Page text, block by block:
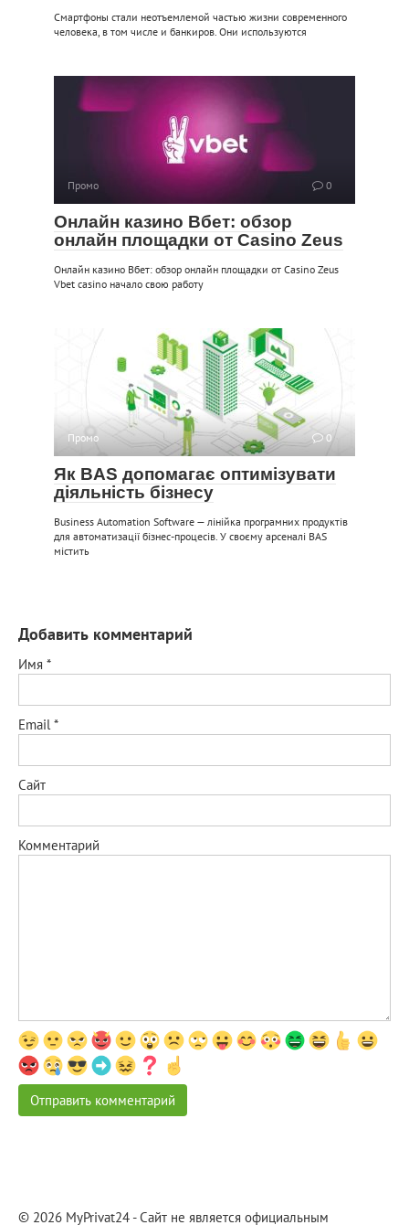
Смартфоны стали неотъемлемой частью жизни современного
человека, в том числе и банкиров. Они используются
Промо 0
Онлайн казино Вбет: обзор
онлайн площадки от Casino Zeus
Онлайн казино Вбет: обзор онлайн площадки от Casino Zeus
Vbet casino начало свою работу
Промо 0
Як BAS допомагає оптимізувати
діяльність бізнесу
Business Automation Software — лінійка програмних продуктів
для автоматизації бізнес-процесів. У своєму арсеналі BAS
містить
Добавить комментарий
Имя *
Email*
Сайт
Комментарий
© 2026 MyPrivat24 - Сайт не является официальным